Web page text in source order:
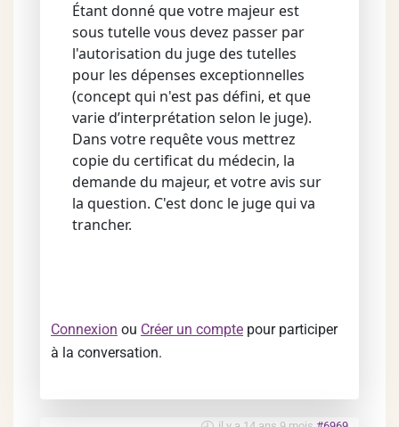
Étant donné que votre majeur est
sous tutelle vous devez passer par
l'autorisation du juge des tutelles
pour les dépenses exceptionnelles
(concept qui n'est pas défini, et que
varie d’interprétation selon le juge).
Dans votre requête vous mettrez
copie du certificat du médecin, la
demande du majeur, et votre avis sur
la question. C'est donc le juge qui va
trancher.
Connexion ou Créer un compte pour participer
à la conversation.